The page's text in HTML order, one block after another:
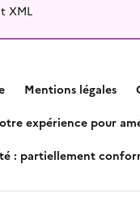
XML
Mentions légales
expérience pour
: partiellement